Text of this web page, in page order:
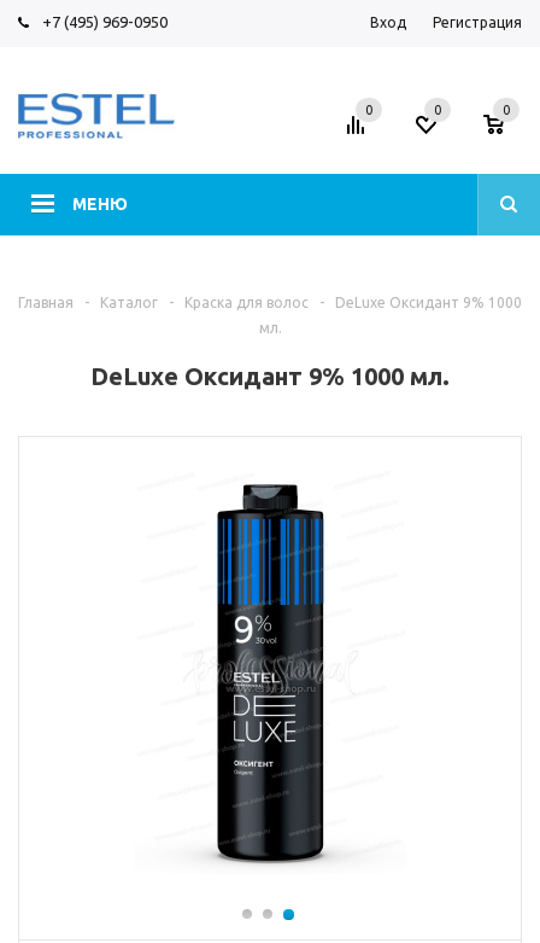
+7 (495) 969-0950 Вход Регистрация
МЕНЮ
0 0 0
Главная - Каталог - Краска для волос -
DeLuxe Оксидант 9% 1000
мл.
DeLuxe Оксидант 9% 1000 мл.